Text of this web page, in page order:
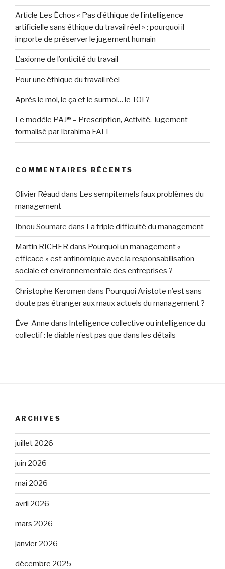
Article Les Échos « Pas d’éthique de l’intelligence
artificielle sans éthique du travail réel » : pourquoi il
importe de préserver le jugement humain
L’axiome de l’onticité du travail
Pour une éthique du travail réel
Après le moi, le ça et le surmoi… le TOI ?
Le modèle PAJ® – Prescription, Activité, Jugement
formalisé par Ibrahima FALL
COMMENTAIRES RÉCENTS
Olivier Réaud dans Les sempiternels faux problèmes du
management
Ibnou Soumare dans La triple difficulté du management
Martin RICHER dans Pourquoi un management «
efficace » est antinomique avec la responsabilisation
sociale et environnementale des entreprises ?
Christophe Keromen dans Pourquoi Aristote n’est sans
doute pas étranger aux maux actuels du management ?
Ève-Anne dans Intelligence collective ou intelligence du
collectif : le diable n’est pas que dans les détails
ARCHIVES
juillet 2026
juin 2026
mai 2026
avril 2026
mars 2026
janvier 2026
décembre 2025